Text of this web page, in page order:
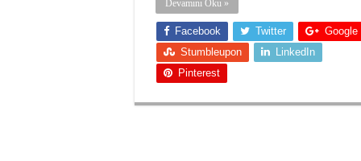
Devamını Oku »
Facebook Twitter
Google
Stumbleupon
LinkedIn
Pinterest